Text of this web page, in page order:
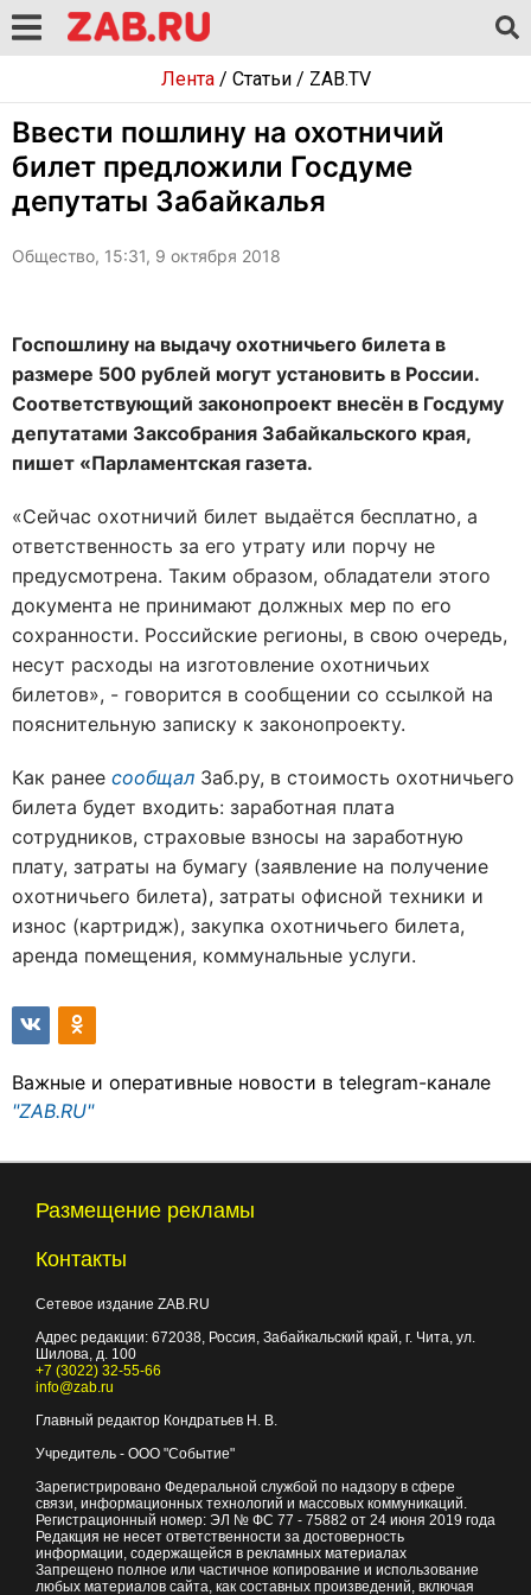
Лента/ Статьи/ ZAB.TV
Ввести пошлину на охотничий
билет предложили Госдуме
депутаты Забайкалья
Общество, 15:31, 9 октября 2018
Госпошлину на выдачу охотничьего билета в
размере 500 рублей могут установить в России.
Соответствующий законопроект внесён в Госдуму
депутатами Заксобрания Забайкальского края,
пишет «Парламентская газета.
«Сейчас охотничий билет выдаётся бесплатно, а
ответственность за его утрату или порчу не
предусмотрена. Таким образом, обладатели этого
документа не принимают должных мер по его
сохранности. Российские регионы, в свою очередь,
несут расходы на изготовление охотничьих
билетов», - говорится в сообщении со ссылкой на
пояснительную записку к законопроекту.
Как ранее сообщал Заб.ру, в стоимость охотничьего
билета будет входить: заработная плата
сотрудников, страховые взносы на заработную
плату, затраты на бумагу (заявление на получение
охотничьего билета), затраты офисной техники и
износ (картридж), закупка охотничьего билета,
аренда помещения, коммунальные услуги.
Важные и оперативные новости в telegram-канале
"ZAB.RU"
Размещение рекламы
Контакты
Сетевое издание ZAB.RU
Адрес редакции: 672038, Россия, Забайкальский край, г. Чита, ул.
Шилова, д. 100
+7 (3022) 32-55-66
info@zab.ru
Главный редактор Кондратьев Н. В.
Учредитель - ООО "Событие"
Зарегистрировано Федеральной службой по надзору в сфере
связи, информационных технологий и массовых коммуникаций.
Регистрационный номер: ЭЛ № ФС 77 - 75882 от 24 июня 2019 года
Редакция не несет ответственности за достоверность
информации, содержащейся в рекламных материалах
Запрещено полное или частичное копирование и использование
любых материалов сайта, как составных произведений, включая